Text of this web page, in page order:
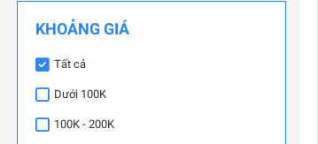
KHOẢNG GIÁ
Tất cả
Dưới 100K
100K - 200K